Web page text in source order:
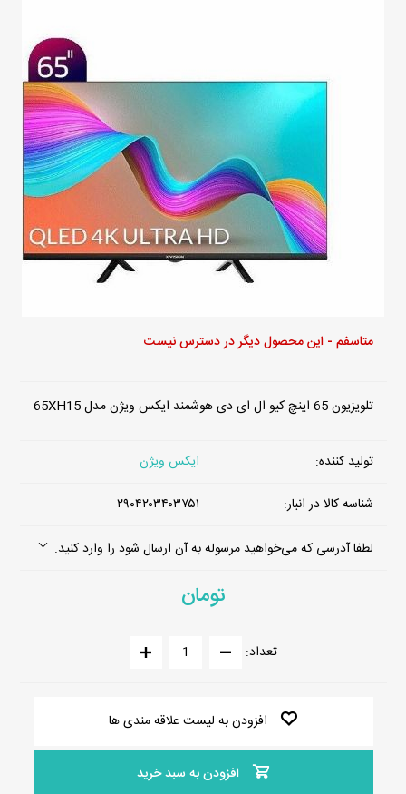
متاسفم - این محصول دیگر در دسترس نیست
تلویزیون 65 اینچ کیو ال ای دی هوشمند ایکس ویژن مدل 65XH15
تولید کننده:
ایکس ویژن
شناسه کالا در انبار:
۲۹۰۴۲۰۳۴۰۳۷۵۱
لطفا آدرسی که می‌خواهید مرسوله به آن ارسال شود را وارد کنید.
تومان
تعداد:
افزودن به لیست علاقه مندی ها
افزودن به سبد خرید